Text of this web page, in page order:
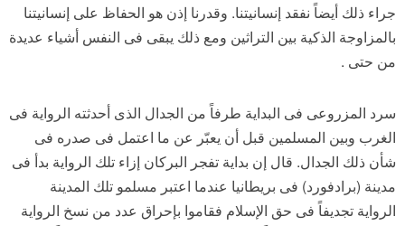
جراء ذلك أيضاً نفقد إنسانيتنا. وقدرنا إذن هو الحفاظ على إنسانيتنا
بالمزاوجة الذكية بين التراثين ومع ذلك يبقى فى النفس أشياء عديدة
من حتى .
سرد المزروعى فى البداية طرفاً من الجدال الذى أحدثته الرواية فى
الغرب وبين المسلمين قبل أن يعبّر عن ما اعتمل فى صدره فى
شأن ذلك الجدال. قال إن بداية تفجر البركان إزاء تلك الرواية بدأ فى
مدينة (برادفورد) فى بريطانيا عندما اعتبر مسلمو تلك المدينة
الرواية تجديفاً فى حق الإسلام فقاموا بإحراق عدد من نسخ الرواية